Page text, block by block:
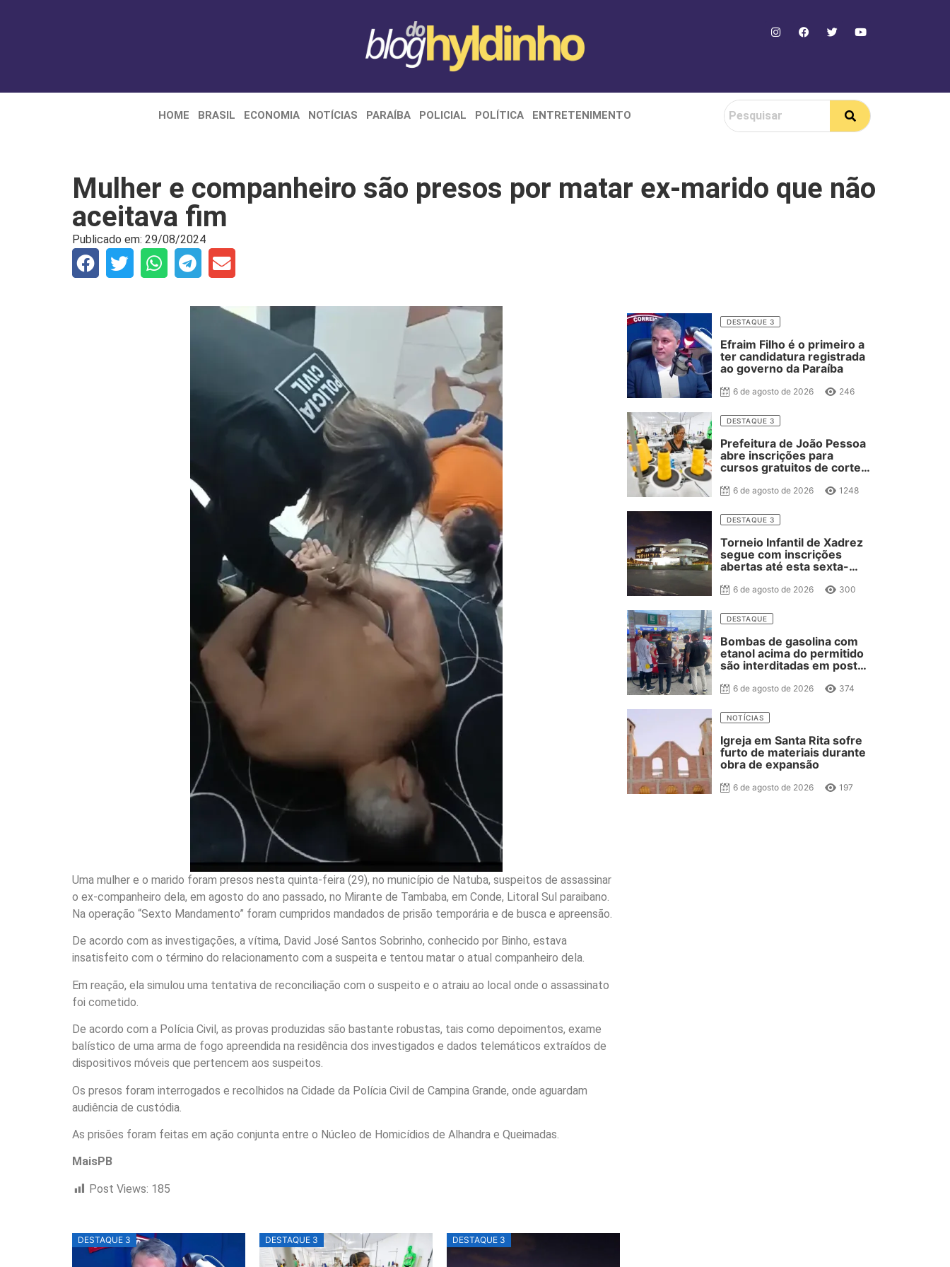
HOME BRASIL ECONOMIA NOTÍCIAS PARAÍBA POLICIAL POLÍTICA ENTRETENIMENTO
Mulher e companheiro são presos por matar ex-marido que não
aceitava fim
Publicado em: 29/08/2024
Uma mulher e o marido foram presos nesta quinta-feira (29), no município de Natuba, suspeitos de assassinar
o ex-companheiro dela, em agosto do ano passado, no Mirante de Tambaba, em Conde, Litoral Sul paraibano.
Na operação “Sexto Mandamento” foram cumpridos mandados de prisão temporária e de busca e apreensão.
De acordo com as investigações, a vítima, David José Santos Sobrinho, conhecido por Binho, estava
insatisfeito com o término do relacionamento com a suspeita e tentou matar o atual companheiro dela.
Em reação, ela simulou uma tentativa de reconciliação com o suspeito e o atraiu ao local onde o assassinato
foi cometido.
De acordo com a Polícia Civil, as provas produzidas são bastante robustas, tais como depoimentos, exame
balístico de uma arma de fogo apreendida na residência dos investigados e dados telemáticos extraídos de
dispositivos móveis que pertencem aos suspeitos.
Os presos foram interrogados e recolhidos na Cidade da Polícia Civil de Campina Grande, onde aguardam
audiência de custódia.
As prisões foram feitas em ação conjunta entre o Núcleo de Homicídios de Alhandra e Queimadas.
MaisPB
Post Views: 185
DESTAQUE 3 DESTAQUE 3 DESTAQUE 3
DESTAQUE 3
Efraim Filho é o primeiro a
ter candidatura registrada
ao governo da Paraíba
6 de agosto de 2026 246
DESTAQUE 3
Prefeitura de João Pessoa
abre inscrições para
cursos gratuitos de corte
salgateria
6 de agosto de 2026 1248
DESTAQUE 3
Torneio Infantil de Xadrez
segue com inscrições
abertas até esta sexta-
6 de agosto de 2026 300
DESTAQUE
Bombas de gasolina com
etanol acima do permitido
são interditadas em posto
6 de agosto de 2026 374
NOTÍCIAS
Igreja em Santa Rita sofre
furto de materiais durante
obra de expansão
6 de agosto de 2026 197